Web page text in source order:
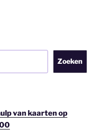
Zoeken
van kaarten op